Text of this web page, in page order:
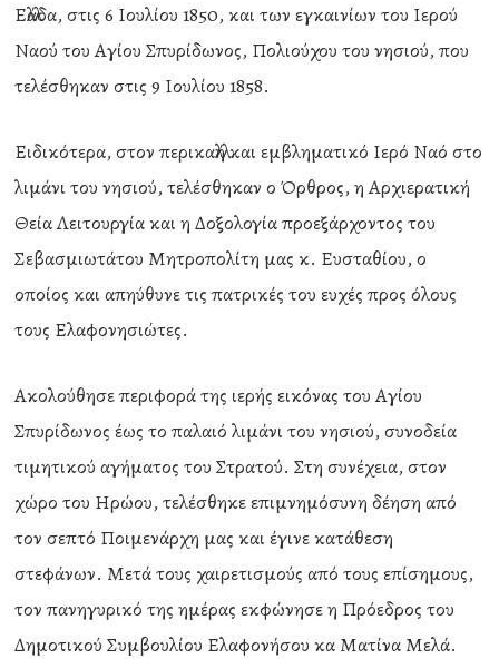
Ελλάδα, στις 6 Ιουλίου 1850, και των εγκαινίων του Ιερού
Ναού του Αγίου Σπυρίδωνος, Πολιούχου του νησιού, που
τελέσθηκαν στις 9 Ιουλίου 1858.
Ειδικότερα, στον περικαλλή και εμβληματικό Ιερό Ναό στο
λιμάνι του νησιού, τελέσθηκαν ο Όρθρος, η Αρχιερατική
Θεία Λειτουργία και η Δοξολογία προεξάρχοντος του
Σεβασμιωτάτου Μητροπολίτη μας κ. Ευσταθίου, ο
οποίος και απηύθυνε τις πατρικές του ευχές προς όλους
τους Ελαφονησιώτες.
Ακολούθησε περιφορά της ιερής εικόνας του Αγίου
Σπυρίδωνος έως το παλαιό λιμάνι του νησιού, συνοδεία
τιμητικού αγήματος του Στρατού. Στη συνέχεια, στον
χώρο του Ηρώου, τελέσθηκε επιμνημόσυνη δέηση από
τον σεπτό Ποιμενάρχη μας και έγινε κατάθεση
στεφάνων. Μετά τους χαιρετισμούς από τους επίσημους,
τον πανηγυρικό της ημέρας εκφώνησε η Πρόεδρος του
Δημοτικού Συμβουλίου Ελαφονήσου κα Ματίνα Μελά.